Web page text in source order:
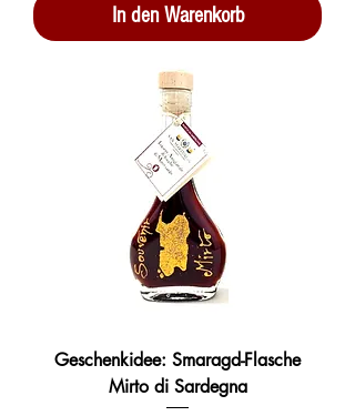
In den Warenkorb
Geschenkidee: Smaragd-Flasche
Mirto di Sardegna